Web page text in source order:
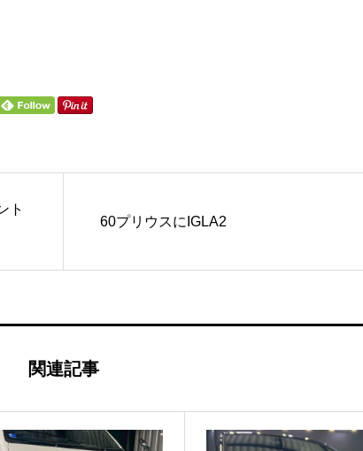
ト
60プリウスにIGLA2
関連記事